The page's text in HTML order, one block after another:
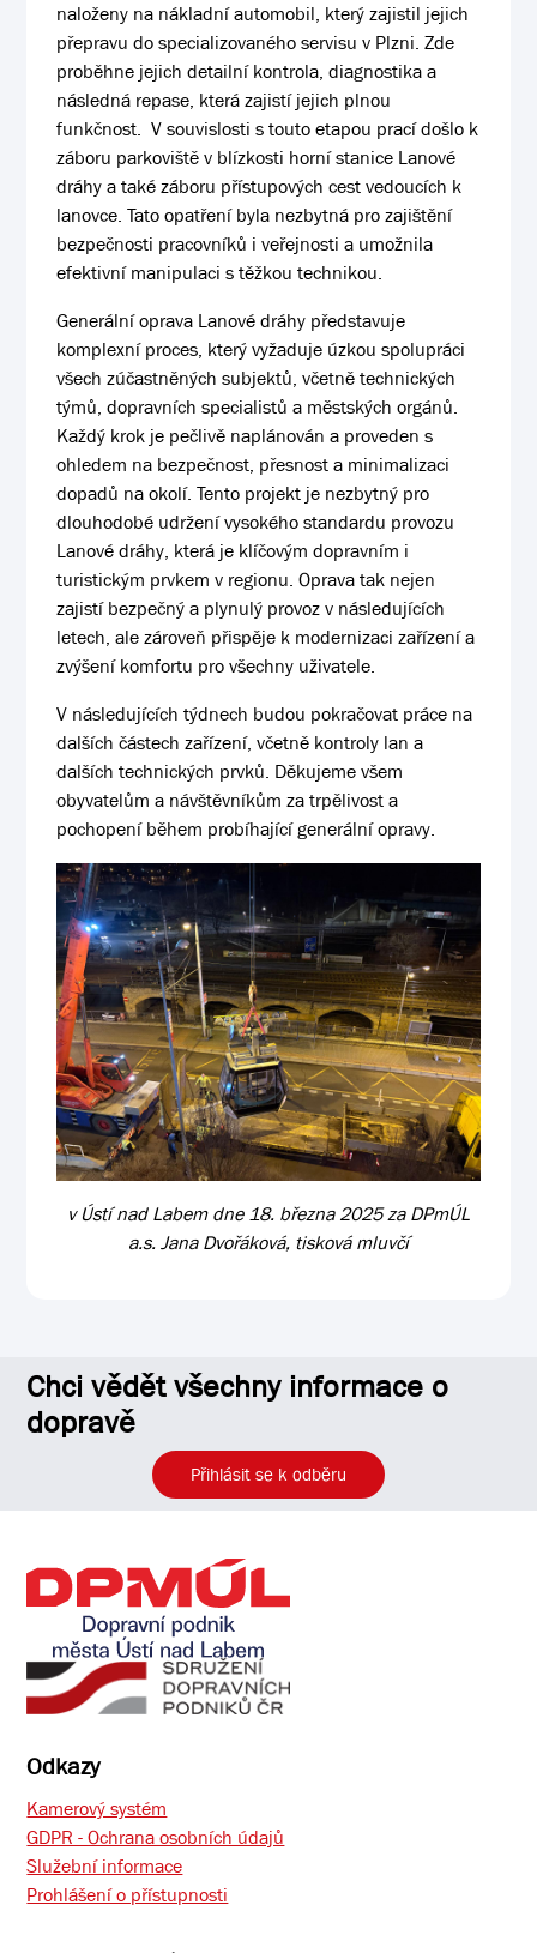
naloženy na nákladní automobil, který zajistil jejich
přepravu do specializovaného servisu v Plzni. Zde
proběhne jejich detailní kontrola, diagnostika a
následná repase, která zajistí jejich plnou
funkčnost. V souvislosti s touto etapou prací došlo k
záboru parkoviště v blízkosti horní stanice Lanové
dráhy a také záboru přístupových cest vedoucích k
lanovce. Tato opatření byla nezbytná pro zajištění
bezpečnosti pracovníků i veřejnosti a umožnila
efektivní manipulaci s těžkou technikou.
Generální oprava Lanové dráhy představuje
komplexní proces, který vyžaduje úzkou spolupráci
všech zúčastněných subjektů, včetně technických
týmů, dopravních specialistů a městských orgánů.
Každý krok je pečlivě naplánován a proveden s
ohledem na bezpečnost, přesnost a minimalizaci
dopadů na okolí. Tento projekt je nezbytný pro
dlouhodobé udržení vysokého standardu provozu
Lanové dráhy, která je klíčovým dopravním i
turistickým prvkem v regionu. Oprava tak nejen
zajistí bezpečný a plynulý provoz v následujících
letech, ale zároveň přispěje k modernizaci zařízení a
zvýšení komfortu pro všechny uživatele.
V následujících týdnech budou pokračovat práce na
dalších částech zařízení, včetně kontroly lan a
dalších technických prvků. Děkujeme všem
obyvatelům a návštěvníkům za trpělivost a
pochopení během probíhající generální opravy.
v Ústí nad Labem dne 18. března 2025 za DPmÚL
a.s. Jana Dvořáková, tisková mluvčí
Chci vědět všechny informace o
dopravě
Přihlásit se k odběru
Odkazy
Kamerový systém
GDPR - Ochrana osobních údajů
Služební informace
Prohlášení o přístupnosti